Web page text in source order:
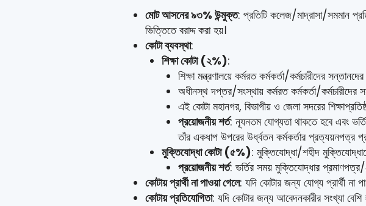
মোট আসনের ৯৩% উন্মুক্ত: প্রতিটি কলেজ/মাদ্রাসা/সমমান
ভিত্তিতে বরাদ্দ করা হয়।
কোটা ব্যবস্থা:
শিক্ষা কোটা (২%):
শিক্ষা মন্ত্রণালয়ে কর্মরত কর্মকর্তা/কর্মচারীদের
অধীনস্থ দপ্তর/সংস্থায় কর্মরত কর্মকর্তা/কর্মচারীদের
এই কোটা মহানগর, বিভাগীয় ও জেলা সদরের
প্রয়োজনীয় শর্ত: ন্যূনতম যোগ্যতা থাকতে হবে এবং
তাঁর একধাপ উপরের উর্ধ্বতন কর্মকর্তার প্রত্যয়নপত্র
মুক্তিযোদ্ধা কোটা (৫%): মুক্তিযোদ্ধা/শহীদ
প্রয়োজনীয় শর্ত: ভর্তির সময় মুক্তিযোদ্ধার
কোটায় প্রার্থী না পাওয়া গেলে: যদি কোটার জন্য যোগ্য প্রার্থী না
কোটায় প্রতিযোগিতা: যদি কোটার জন্য আবেদনকারীর সংখ্যা বেশি